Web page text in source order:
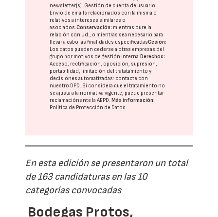
newsletter(s). Gestión de cuenta de usuario.
Envío de emails relacionados con la misma o
relativos a intereses similares o
asociados.Conservación: mientras dure la
relación con Ud., o mientras sea necesario para
llevar a cabo las finalidades especificadasCesión:
Los datos pueden cederse a otras empresas del
grupo por motivos de gestión interna.Derechos:
Acceso, rectificación, oposición, supresión,
portabilidad, limitación del tratatamiento y
decisiones automatizadas: contacte con
nuestro DPD. Si considera que el tratamiento no
se ajusta a la normativa vigente, puede presentar
reclamación ante laAEPD.Más información:
Política de Protección de Datos
En esta edición se presentaron un total
de 163 candidaturas en las 10
categorías convocadas
Bodegas Protos,